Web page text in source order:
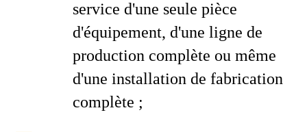
service d'une seule pièce
d'équipement, d'une ligne de
production complète ou même
d'une installation de fabrication
complète ;